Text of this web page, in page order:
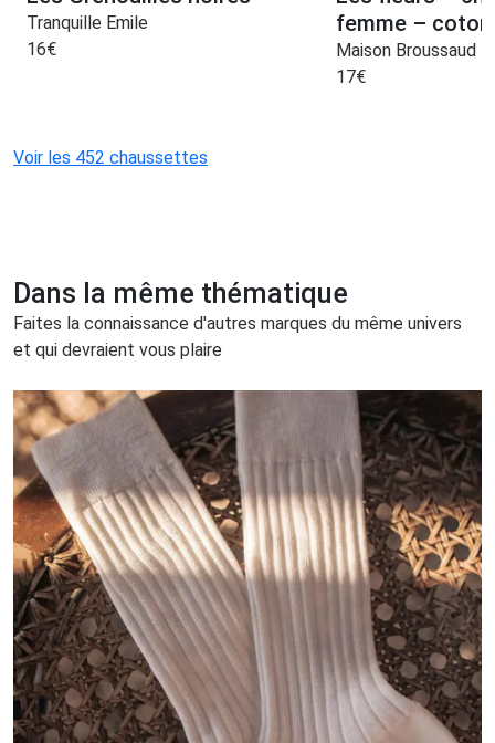
Tranquille Emile
16€
femme –
Maison Broussaud
17€
Voir les 452 chaussettes
Dans la même thématique
Faites la connaissance d'autres marques du même univers
et qui devraient vous plaire